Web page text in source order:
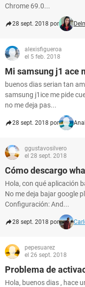
Chrome 69.0...
28 sept. 2018 por
alexisfigueroa
el 5 feb. 2018
Mi samsung j1 ace
buenos dias serian tan
samsung j1ice me pide
no me deja pas...
28 sept. 2018 por
ggustavosilvero
el 28 sept. 2018
Cómo descargo
Hola, con qué aplicación
No me deja bajar google
Configuración: And...
28 sept. 2018 por
pepesuarez
el 26 sept. 2018
Problema de
Hola, buenos dias , hace